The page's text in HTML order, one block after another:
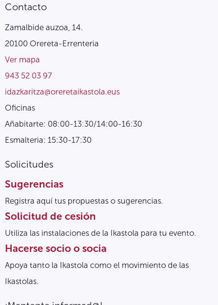
Contacto
Zamalbide auzoa, 14.
20100 Orereta-Errenteria
Ver mapa
943 52 03 97
idazkaritza@oreretaikastola.eus
Oficinas
Añabitarte: 08:00-13:30/14:00-16:30
Esmalteria: 15:30-17:30
Solicitudes
Sugerencias
Registra aquí tus propuestas o sugerencias.
Solicitud de cesión
Utiliza las instalaciones de la Ikastola para tu evento.
Hacerse socio o socia
Apoya tanto la Ikastola como el movimiento de las
Ikastolas.